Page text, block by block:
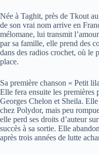
Née à Taghit, près de Tkout
de son vrai nom arrive en
mélomane, lui transmit
par sa famille, elle prend des
dans des radios crochet, où le
place.
Sa première chanson « Petit
Elle fera ensuite les premières
Georges Chelon et Sheila.
chez Polydor, mais peu
elle perd ses droits d’auteur
succès à sa sortie. Elle
après trois années de lutte